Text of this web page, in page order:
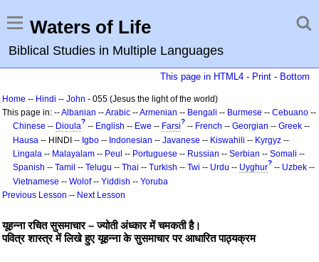
Waters of Life
Biblical Studies in Multiple Languages
This page in HTML4 - Print - Bottom
Home -- Hindi -- John - 055 (Jesus the light of the world)
This page in: --Albanian --Arabic --Armenian -- Bengali -- Burmese -- Cebuano --
Chinese -- Dioula? -- English -- Ewe -- Farsi? -- French -- Georgian -- Greek --
Hausa -- HINDI -- Igbo -- Indonesian -- Javanese -- Kiswahili -- Kyrgyz --
Lingala -- Malayalam -- Peul -- Portuguese -- Russian -- Serbian -- Somali --
Spanish -- Tamil -- Telugu -- Thai -- Turkish -- Twi -- Urdu -- Uyghur? -- Uzbek --
Vietnamese -- Wolof-- Yiddish -- Yoruba
Previous Lesson -- Next Lesson
यूहन्ना रचित सुसमाचार – ज्योती अंध्कार में चमकती है।
पवित्र शास्त्र में लिखे हुए यूहन्ना के सुसमाचार पर आधारित पाठ्यक्रम